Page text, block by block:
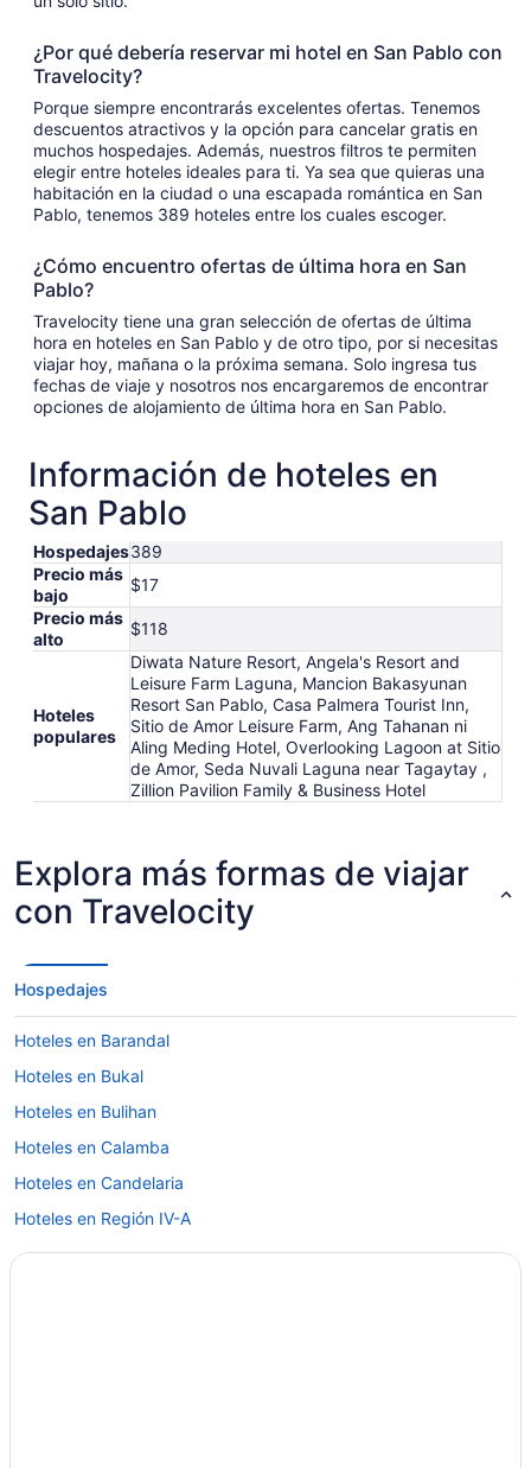
¿Por qué debería reservar mi hotel en San Pablo con
Travelocity?
Porque siempre encontrarás excelentes ofertas. Tenemos
descuentos atractivos y la opción para cancelar gratis en
muchos hospedajes. Además, nuestros filtros te permiten
elegir entre hoteles ideales para ti. Ya sea que quieras una
habitación en la ciudad o una escapada romántica en San
Pablo, tenemos 389 hoteles entre los cuales escoger.
¿Cómo encuentro ofertas de última hora en San
Pablo?
Travelocity tiene una gran selección de ofertas de última
hora en hoteles en San Pablo y de otro tipo, por si necesitas
viajar hoy, mañana o la próxima semana. Solo ingresa tus
fechas de viaje y nosotros nos encargaremos de encontrar
opciones de alojamiento de última hora en San Pablo.
Información de hoteles en
San Pablo
Hospedajes389
Precio más
bajo
$17
Precio más
alto
$118
Hoteles
populares
Diwata Nature Resort, Angela's Resort and
Leisure Farm Laguna, Mancion Bakasyunan
Resort San Pablo, Casa Palmera Tourist Inn,
Sitio de Amor Leisure Farm, Ang Tahanan ni
Aling Meding Hotel, Overlooking Lagoon at Sitio
de Amor, Seda Nuvali Laguna near Tagaytay ,
Zillion Pavilion Family & Business Hotel
Explora más formas de viajar
con Travelocity
Hospedajes
Hoteles en Barandal
Hoteles en Bukal
Hoteles en Bulihan
Hoteles en Calamba
Hoteles en Candelaria
Hoteles en Región IV-A
Moteles en Laguna